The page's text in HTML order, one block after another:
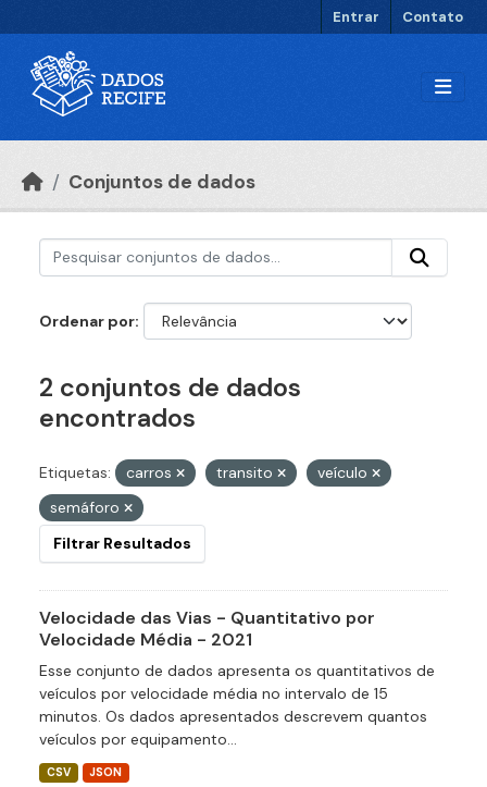
Entrar Contato
Conjuntos de dados
Ordenar por
2 conjuntos de dados
encontrados
Etiquetas: carros transito
veículo
semáforo
Filtrar Resultados
Velocidade das Vias - Quantitativo por
Velocidade Média - 2021
Esse conjunto de dados apresenta os quantitativos de
veículos por velocidade média no intervalo de 15
minutos. Os dados apresentados descrevem quantos
veículos por equipamento...
CSV JSON